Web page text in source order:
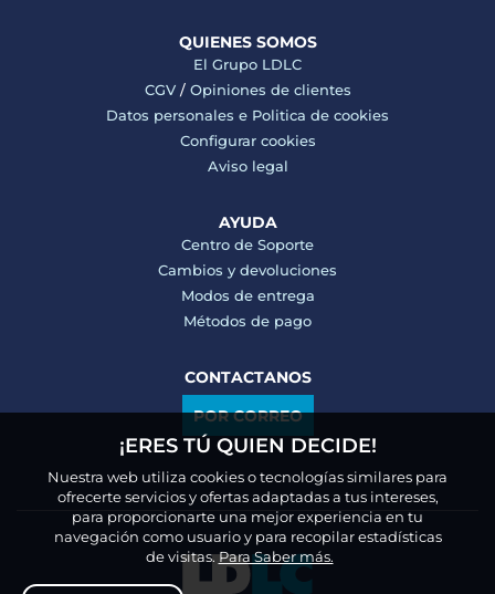
QUIENES SOMOS
El Grupo LDLC
CGV/ Opiniones de clientes
Datos personales e Politica de cookies
Configurar cookies
Aviso legal
AYUDA
Centro de Soporte
Cambios y devoluciones
Modos de entrega
Métodos de pago
CONTACTANOS
POR CORREO
¡ERES TÚ QUIEN DECIDE!
Nuestra web utiliza cookies o tecnologías similares para
ofrecerte servicios y ofertas adaptadas a tus intereses,
para proporcionarte una mejor experiencia en tu
navegación como usuario y para recopilar estadísticas
de visitas.Para Saber más.